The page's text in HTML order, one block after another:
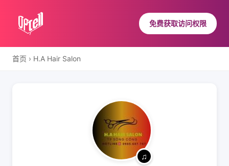
免费获取访问权限
首页 › H.A Hair Salon